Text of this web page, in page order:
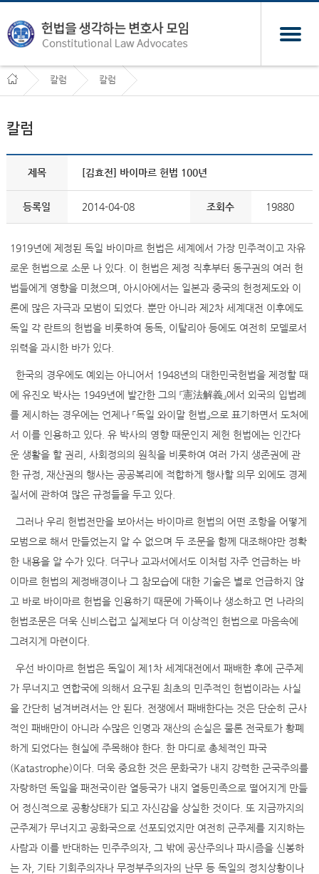
칼럼 칼럼
칼럼
제목 [김효전] 바이마르 헌법 100년
등록일 2014-04-08 조회수 19880
1919년에 제정된 독일 바이마르 헌법은 세계에서 가장 민주적이고 자유
로운 헌법으로 소문 나 있다. 이 헌법은 제정 직후부터 동구권의 여러 헌
법들에게 영향을 미쳤으며, 아시아에서는 일본과 중국의 헌정제도와 이
론에 많은 자극과 모범이 되었다. 뿐만 아니라 제2차 세계대전 이후에도
독일 각 란트의 헌법을 비롯하여 동독, 이탈리아 등에도 여전히 모델로서
위력을 과시한 바가 있다.
한국의 경우에도 예외는 아니어서 1948년의 대한민국헌법을 제정할 때
에 유진오 박사는 1949년에 발간한 그의 『憲法解義』에서 외국의 입법례
를 제시하는 경우에는 언제나 「독일 와이말 헌법」으로 표기하면서 도처에
서 이를 인용하고 있다. 유 박사의 영향 때문인지 제헌 헌법에는 인간다
운 생활을 할 권리, 사회정의의 원칙을 비롯하여 여러 가지 생존권에 관
한 규정, 재산권의 행사는 공공복리에 적합하게 행사할 의무 외에도 경제
질서에 관하여 많은 규정들을 두고 있다.
그러나 우리 헌법전만을 보아서는 바이마르 헌법의 어떤 조항을 어떻게
모범으로 해서 만들었는지 알 수 없으며 두 조문을 함께 대조해야만 정확
한 내용을 알 수가 있다. 더구나 교과서에서도 이처럼 자주 언급하는 바
이마르 헌법의 제정배경이나 그 참모습에 대한 기술은 별로 언급하지 않
고 바로 바이마르 헌법을 인용하기 때문에 가뜩이나 생소하고 먼 나라의
헌법조문은 더욱 신비스럽고 실제보다 더 이상적인 헌법으로 마음속에
그려지게 마련이다.
우선 바이마르 헌법은 독일이 제1차 세계대전에서 패배한 후에 군주제
가 무너지고 연합국에 의해서 요구된 최초의 민주적인 헌법이라는 사실
을 간단히 넘겨버려서는 안 된다. 전쟁에서 패배한다는 것은 단순히 군사
적인 패배만이 아니라 수많은 인명과 재산의 손실은 물론 전국토가 황폐
하게 되었다는 현실에 주목해야 한다. 한 마디로 총체적인 파국
(Katastrophe)이다. 더욱 중요한 것은 문화국가 내지 강력한 군국주의를
자랑하던 독일을 패전국이란 열등국가 내지 열등민족으로 떨어지게 만들
어 정신적으로 공황상태가 되고 자신감을 상실한 것이다. 또 지금까지의
군주제가 무너지고 공화국으로 선포되었지만 여전히 군주제를 지지하는
사람과 이를 반대하는 민주주의자, 그 밖에 공산주의나 파시즘을 신봉하
는 자, 기타 기회주의자나 무정부주의자의 난무 등 독일의 정치상황이나